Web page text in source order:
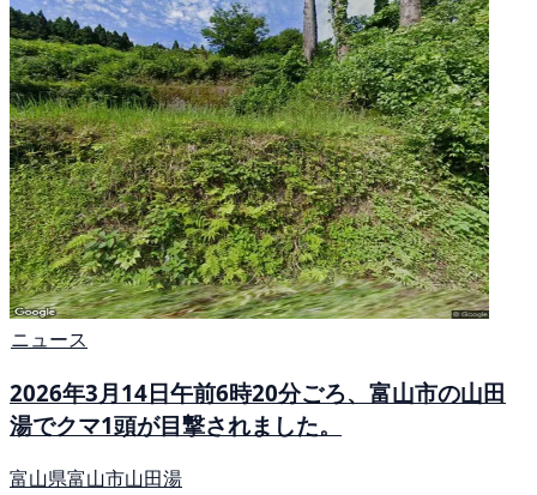
ニュース
2026年3月14日午前6時20分ごろ、富山市の山田
湯でクマ1頭が目撃されました。
富山県富山市山田湯